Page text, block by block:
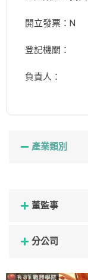
開立發票：N
登記機關：
負責人：
產業類別
董監事
分公司